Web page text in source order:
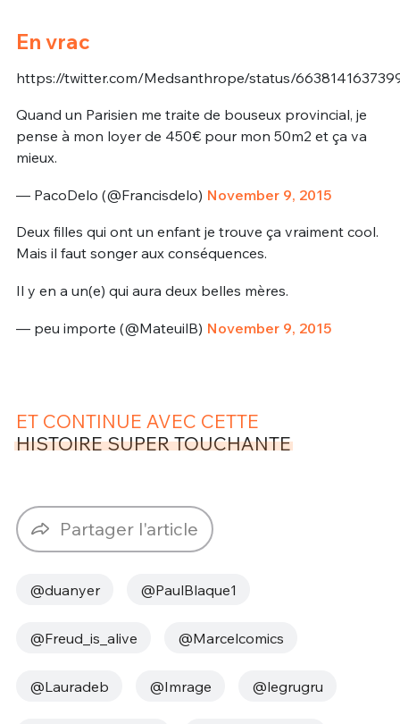
En vrac
https://twitter.com/Medsanthrope/status/
Quand un Parisien me traite de bouseux provincial, je
pense à mon loyer de 450€ pour mon 50m2 et ça va
mieux.
— PacoDelo (@Francisdelo) November 9, 2015
Deux filles qui ont un enfant je trouve ça vraiment cool.
Mais il faut songer aux conséquences.
Il y en a un(e) qui aura deux belles mères.
— peu importe (@MateuilB) November 9, 2015
ET CONTINUE AVEC CETTE
HISTOIRE SUPER TOUCHANTE
Partager l'article
@duanyer @PaulBlaque1
@Freud_is_alive @Marcelcomics
@Lauradeb @Imrage @legrugru